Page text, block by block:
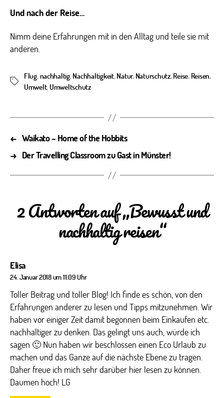
Und nach der Reise…
Nimm deine Erfahrungen mit in den Alltag und teile sie mit
anderen.
Schlagwörter
Flug, nachhaltig, Nachhaltigkeit, Natur, Naturschutz, Reise, Reisen,
Umwelt, Umweltschutz
← Waikato – Home of the Hobbits
→ Der Travelling Classroom zu Gast in Münster!
2 Antworten auf „Bewusst und
nachhaltig reisen“
Elisasagt:
24. Januar 2018 um 11:09 Uhr
Toller Beitrag und toller Blog! Ich finde es schön, von den
Erfahrungen anderer zu lesen und Tipps mitzunehmen. Wir
haben vor einiger Zeit damit begonnen beim Einkaufen etc.
nachhaltiger zu denken. Das gelingt uns auch, würde ich
sagen 🙂 Nun haben wir beschlossen einen Eco Urlaub zu
machen und das Ganze auf die nächste Ebene zu tragen.
Daher freue ich mich sehr darüber hier lesen zu können.
Daumen hoch! LG